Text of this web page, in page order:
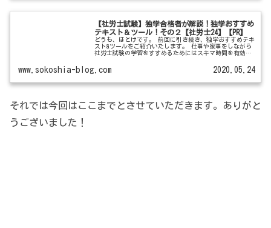
【社労士試験】独学合格者が解説！独学おすすめ
テキスト＆ツール！その２【社労士24】【PR】
どうも、ほとけです。 前回に引き続き、独学おすすめテキ
スト&ツールをご紹介いたします。 仕事や家事をしながら
社労士試験の学習をすすめるためにはスキマ時間を有効活
www.sokoshia-blog.com 2020.05.24
それでは今回はここまでとさせていただきます。ありがと
うございました！